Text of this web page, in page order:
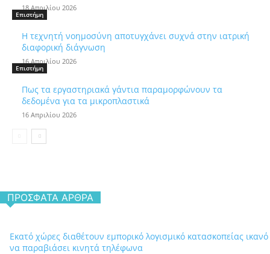
18 Απριλίου 2026
Επιστήμη
Η τεχνητή νοημοσύνη αποτυγχάνει συχνά στην ιατρική
διαφορική διάγνωση
16 Απριλίου 2026
Επιστήμη
Πως τα εργαστηριακά γάντια παραμορφώνουν τα
δεδομένα για τα μικροπλαστικά
16 Απριλίου 2026
ΠΡΌΣΦΑΤΑ ΆΡΘΡΑ
Εκατό χώρες διαθέτουν εμπορικό λογισμικό κατασκοπείας ικανό
να παραβιάσει κινητά τηλέφωνα